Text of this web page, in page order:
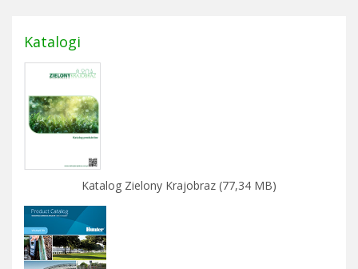
Katalogi
Katalog Zielony Krajobraz (77,34 MB)